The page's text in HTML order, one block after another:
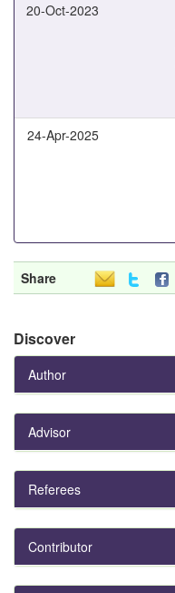
20-Oct-2023
24-Apr-2025
Share
Discover
Author
Advisor
Referees
Contributor